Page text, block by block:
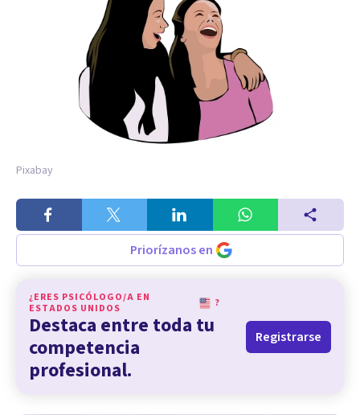
Pixabay
Priorízanos en
¿ERES PSICÓLOGO/A EN
ESTADOS UNIDOS
?
Destaca entre toda tu
competencia
profesional.
Registrarse